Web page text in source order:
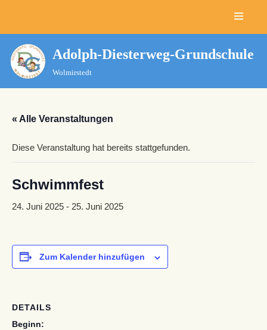
Zum
Inhalt
springen
Adolph-Diesterweg-Grundschule
Wolmirstedt
« Alle Veranstaltungen
Diese Veranstaltung hat bereits stattgefunden.
Schwimmfest
24. Juni 2025 - 25. Juni 2025
Zum Kalender hinzufügen
DETAILS
Beginn: